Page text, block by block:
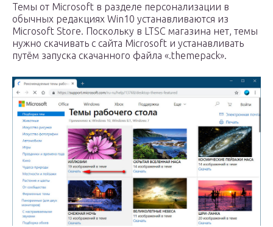
Темы от Microsoft в разделе персонализации в
обычных редакциях Win10 устанавливаются из
Microsoft Store. Поскольку в LTSC магазина нет, темы
нужно скачивать с сайта Microsoft и устанавливать
путём запуска скачанного файла «.themepack».